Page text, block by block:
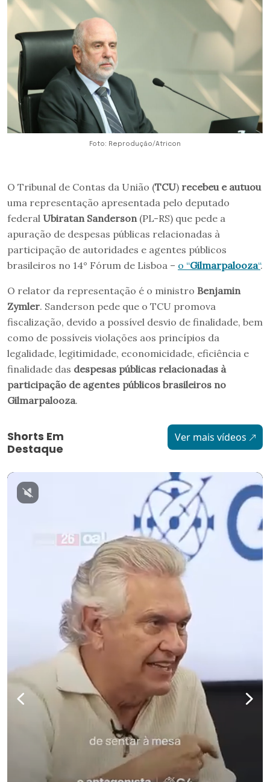
Foto: Reprodução/Atricon
O Tribunal de Contas da União (TCU) recebeu e autuou
uma representação apresentada pelo deputado
federal Ubiratan Sanderson (PL-RS) que pede a
apuração de despesas públicas relacionadas à
participação de autoridades e agentes públicos
brasileiros no 14° Fórum de Lisboa – o “Gilmarpalooza“.
O relator da representação é o ministro Benjamin
Zymler. Sanderson pede que o TCU promova
fiscalização, devido a possível desvio de finalidade, bem
como de possíveis violações aos princípios da
legalidade, legitimidade, economicidade, eficiência e
finalidade das despesas públicas relacionadas à
participação de agentes públicos brasileiros no
Gilmarpalooza.
Shorts Em
Destaque
Ver mais vídeos